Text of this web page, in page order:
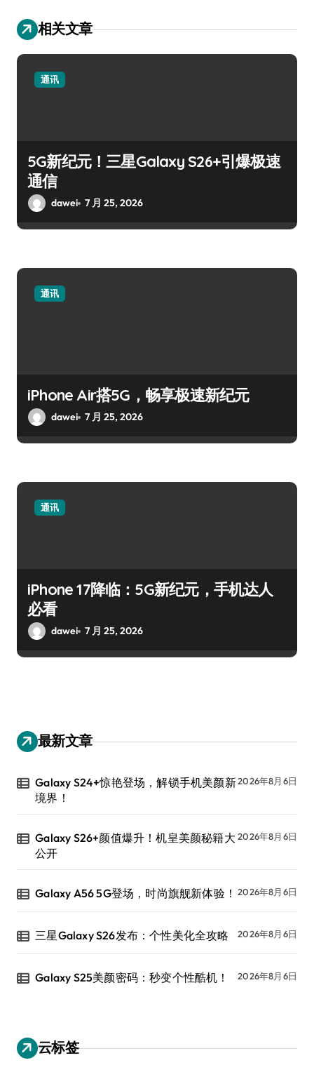
相关文章
通讯
5G新纪元！三星Galaxy S26+引爆极速
通信
dawei 7 月 25, 2026
通讯
iPhone Air搭5G，畅享极速新纪元
dawei 7 月 25, 2026
通讯
iPhone 17降临：5G新纪元，手机达人
必看
dawei 7 月 25, 2026
最新文章
Galaxy S24+惊艳登场，解锁手机美颜新
境界！
2026年8月6日
Galaxy S26+颜值爆升！机皇美颜秘籍大
公开
2026年8月6日
Galaxy A56 5G登场，时尚旗舰新体验！ 2026年8月6日
三星Galaxy S26发布：个性美化全攻略 2026年8月6日
Galaxy S25美颜密码：秒变个性酷机！ 2026年8月6日
云标签